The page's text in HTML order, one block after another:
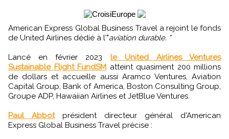
American Express Global Business Travel a rejoint le fonds
de United Airlines dédié à l'"aviation durable. "
Lancé en février 2023 le United Airlines Ventures
Sustainable Flight FundSM atteint quasiment 200 millions
de dollars et accueille aussi Aramco Ventures, Aviation
Capital Group, Bank of America, Boston Consulting Group,
Groupe ADP, Hawaiian Airlines et JetBlue Ventures.
Paul Abbotprésident directeur général d'American
Express Global Business Travel précise :